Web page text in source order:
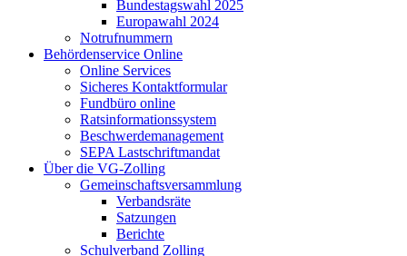
Bundestagswahl 2025
Europawahl 2024
Notrufnummern
Behördenservice Online
Online Services
Sicheres Kontaktformular
Fundbüro online
Ratsinformationssystem
Beschwerdemanagement
SEPA Lastschriftmandat
Über die VG-Zolling
Gemeinschaftsversammlung
Verbandsräte
Satzungen
Berichte
Schulverband Zolling